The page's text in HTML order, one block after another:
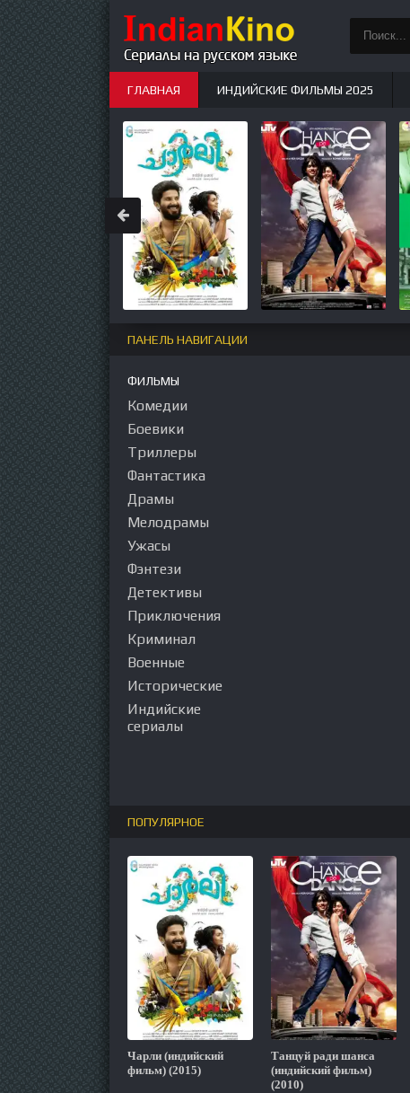
ПАНЕЛЬ НАВИГАЦИИ
ФИЛЬМЫ
Комедии
Боевики
Триллеры
Фантастика
Драмы
Мелодрамы
Ужасы
Фэнтези
Детективы
Приключения
Криминал
Военные
Исторические
Индийские
сериалы
ПОПУЛЯРНОЕ
Чарли (индийский
фильм) (2015)
Танцуй ради шанса
(индийский фильм)
(2010)
ГЛАВНАЯ ИНДИЙСКИЕ ФИЛЬМЫ 2025
ИНДИЙСКИЕ СЕРИАЛЫ НОВЫЕ